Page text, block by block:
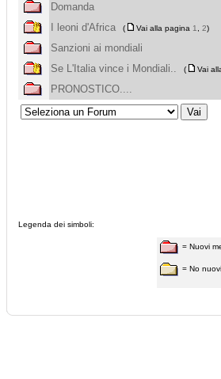
Domanda
I leoni d'Africa
( Vai alla pagina 1 2)
Sanzioni ai mondiali
Se L'Italia vince i Mondiali..
( Vai
PRONOSTICO....
Legenda dei simboli:
= Nuovi
= No